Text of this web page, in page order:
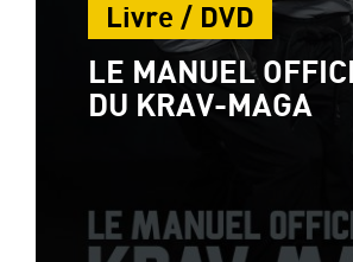
Livre / DVD
LE MANUEL
DU KRAV-MAGA